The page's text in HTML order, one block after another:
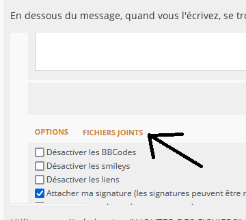
En dessous du message, quand vous l'écrivez, se